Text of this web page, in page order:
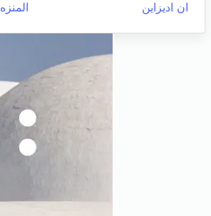
ان اديزاين
المنزه